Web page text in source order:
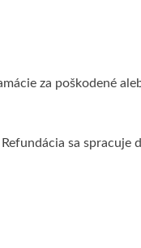
za poškodené
sa spracuje